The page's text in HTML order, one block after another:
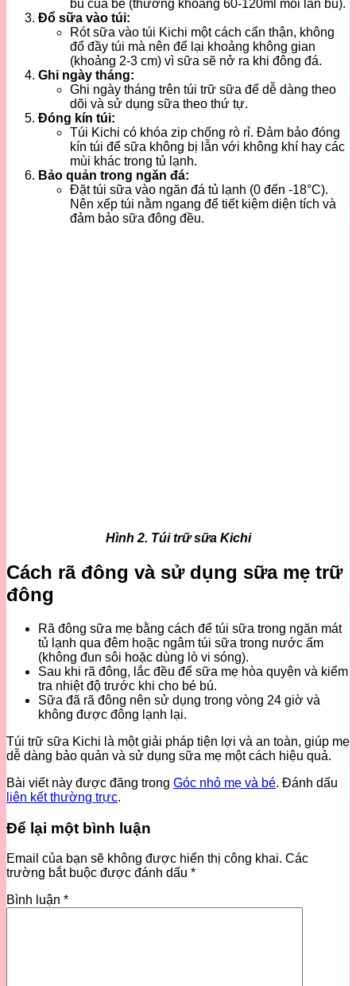
bú của bé (thường khoảng 60-120ml mỗi lần bú).
Đổ sữa vào túi:
Rót sữa vào túi Kichi một cách cẩn thận, không
đổ đầy túi mà nên để lại khoảng không gian
(khoảng 2-3 cm) vì sữa sẽ nở ra khi đông đá.
Ghi ngày tháng:
Ghi ngày tháng trên túi trữ sữa để dễ dàng theo
dõi và sử dụng sữa theo thứ tự.
Đóng kín túi:
Túi Kichi có khóa zip chống rò rỉ. Đảm bảo đóng
kín túi để sữa không bị lẫn với không khí hay các
mùi khác trong tủ lạnh.
Bảo quản trong ngăn đá:
Đặt túi sữa vào ngăn đá tủ lạnh (0 đến -18°C).
Nên xếp túi nằm ngang để tiết kiệm diện tích và
đảm bảo sữa đông đều.
Hình 2. Túi trữ sữa Kichi
Cách rã đông và sử dụng sữa mẹ trữ
đông
Rã đông sữa mẹ bằng cách để túi sữa trong ngăn mát
tủ lạnh qua đêm hoặc ngâm túi sữa trong nước ấm
(không đun sôi hoặc dùng lò vi sóng).
Sau khi rã đông, lắc đều để sữa mẹ hòa quyện và kiểm
tra nhiệt độ trước khi cho bé bú.
Sữa đã rã đông nên sử dụng trong vòng 24 giờ và
không được đông lạnh lại.
Túi trữ sữa Kichi là một giải pháp tiện lợi và an toàn, giúp mẹ
dễ dàng bảo quản và sử dụng sữa mẹ một cách hiệu quả.
Bài viết này được đăng trong Góc nhỏ mẹ và bé. Đánh dấu
liên kết thường trực.
Để lại một bình luận
Email của bạn sẽ không được hiển thị công khai. Các
trường bắt buộc được đánh dấu *
Bình luận *